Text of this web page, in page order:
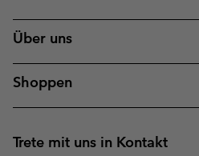
Über uns
Shoppen
Trete mit uns in Kontakt